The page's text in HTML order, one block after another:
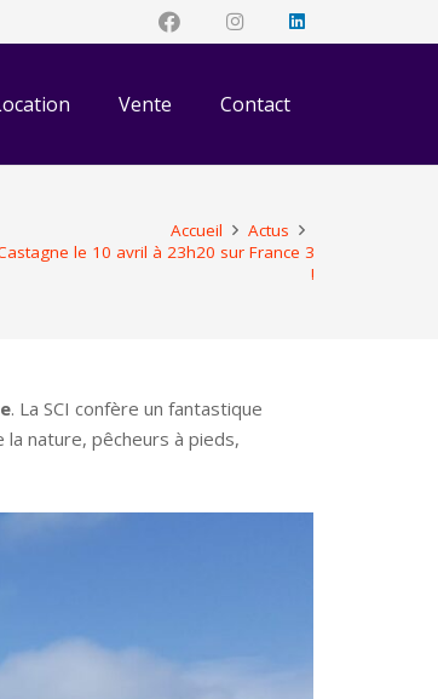
Vente Contact
Accueil
Actus
le 10 avril à 23h20 sur France 3
!
. La SCI confère un fantastique
nature, pêcheurs à pieds,